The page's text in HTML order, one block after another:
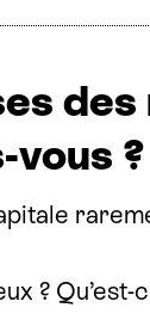
des
?
? Qu’est-